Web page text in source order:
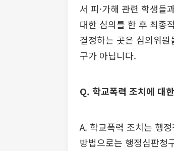
서 피·가해 관련 학생들
대한 심의를 한 후 최종
결정하는 곳은 심의위
구가 아닙니다.
Q. 학교폭력 조치에 대
A. 학교폭력 조치는 행
방법으로는 행정심판청